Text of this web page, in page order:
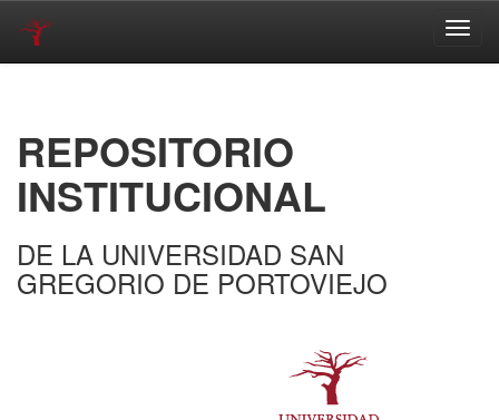
REPOSITORIO
INSTITUCIONAL
DE LA UNIVERSIDAD SAN
GREGORIO DE PORTOVIEJO